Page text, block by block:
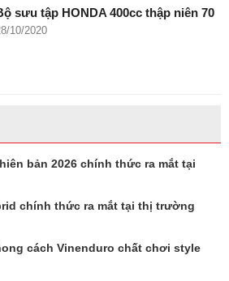
sưu tập HONDA 400cc thập niên 70
10/2020
bản 2026 chính thức ra mắt tại
chính thức ra mắt tại thị trường
cách Vinenduro chất chơi style